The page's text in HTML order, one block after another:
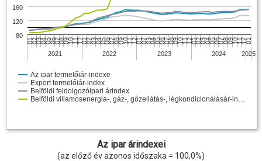
Az ipar termelőiár-indexe
Export termelőiár-index
Belföldi feldolgozóipari árindex
Belföldi villamosenergia-, gáz-, gőzellátás-, légkondicionálásár-in…
01
2021
020304050607080910111201
2022
020304050607080910111201
2023
020304050607080910111201
2024
020304050607080910111201
2025
80
120
160
Az ipar árindexei
(az előző év azonos időszaka = 100,0%)